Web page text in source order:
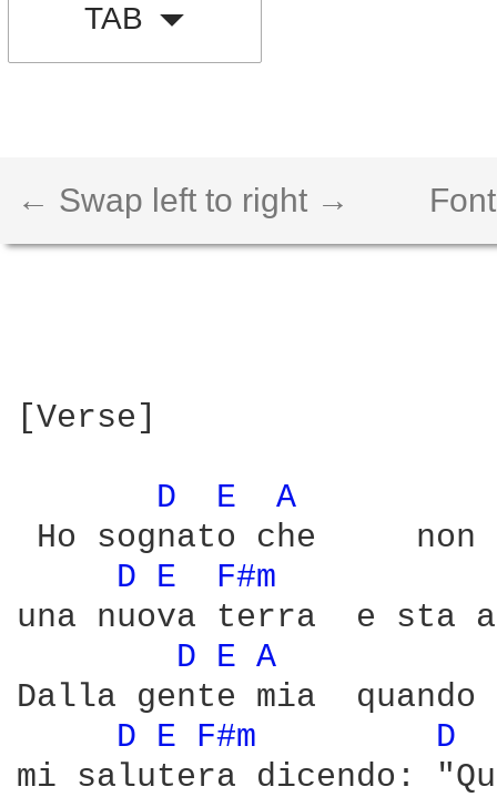
TAB
← Swap left to right →
[Verse]
D E
A
Ho sognato che     non
D E
F#m
una nuova terra  e sta
D E A
Dalla gente mia  quando
D E F#m
D
mi salutera dicendo: